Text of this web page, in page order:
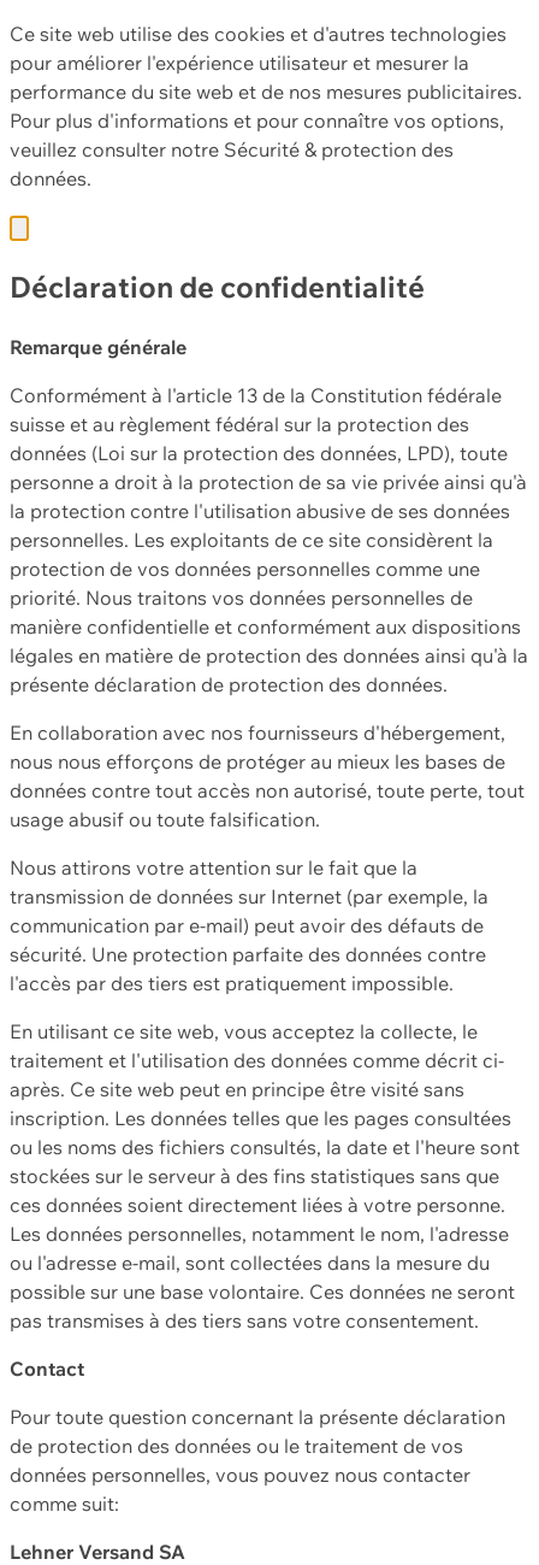
Ce site web utilise des cookies et d'autres technologies
pour améliorer l'expérience utilisateur et mesurer la
performance du site web et de nos mesures publicitaires.
Pour plus d'informations et pour connaître vos options,
veuillez consulter notre Sécurité & protection des
données.
Déclaration de confidentialité
Remarque générale
Conformément à l'article 13 de la Constitution fédérale
suisse et au règlement fédéral sur la protection des
données (Loi sur la protection des données, LPD), toute
personne a droit à la protection de sa vie privée ainsi qu'à
la protection contre l'utilisation abusive de ses données
personnelles. Les exploitants de ce site considèrent la
protection de vos données personnelles comme une
priorité. Nous traitons vos données personnelles de
manière confidentielle et conformément aux dispositions
légales en matière de protection des données ainsi qu'à la
présente déclaration de protection des données.
En collaboration avec nos fournisseurs d'hébergement,
nous nous efforçons de protéger au mieux les bases de
données contre tout accès non autorisé, toute perte, tout
usage abusif ou toute falsification.
Nous attirons votre attention sur le fait que la
transmission de données sur Internet (par exemple, la
communication par e-mail) peut avoir des défauts de
sécurité. Une protection parfaite des données contre
l'accès par des tiers est pratiquement impossible.
En utilisant ce site web, vous acceptez la collecte, le
traitement et l'utilisation des données comme décrit ci-
après. Ce site web peut en principe être visité sans
inscription. Les données telles que les pages consultées
ou les noms des fichiers consultés, la date et l'heure sont
stockées sur le serveur à des fins statistiques sans que
ces données soient directement liées à votre personne.
Les données personnelles, notamment le nom, l'adresse
ou l'adresse e-mail, sont collectées dans la mesure du
possible sur une base volontaire. Ces données ne seront
pas transmises à des tiers sans votre consentement.
Contact
Pour toute question concernant la présente déclaration
de protection des données ou le traitement de vos
données personnelles, vous pouvez nous contacter
comme suit:
Lehner Versand SA